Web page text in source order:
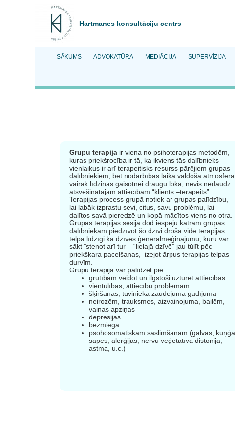
Hartmanes konsultāciju centrs
SĀKUMS ADVOKATŪRA MEDIĀCIJA SUPERVĪZIJA
Grupu terapija ir viena no psihoterapijas metodēm,
kuras priekšrocība ir tā, ka ikviens tās dalībnieks
vienlaikus ir arī terapeitisks resurss pārējiem grupas
dalībniekiem, bet nodarbības laikā valdošā atmosfēra
vairāk līdzinās gaisotnei draugu lokā, nevis nedaudz
atsvešinātajām attiecībām “klients –terapeits”.
Terapijas process grupā notiek ar grupas palīdzību,
lai labāk izprastu sevi, citus, savu problēmu, lai
dalītos savā pieredzē un kopā mācītos viens no otra.
Grupas terapijas sesija dod iespēju katram grupas
dalībniekam piedzīvot šo dzīvi drošā vidē terapijas
telpā līdzīgi kā dzīves ģenerālmēģinājumu, kuru var
sākt īstenot arī tur – “lielajā dzīvē” jau tūlīt pēc
priekškara pacelšanas, izejot ārpus terapijas telpas
durvīm.
Grupu terapija var palīdzēt pie:
grūtībām veidot un ilgstoši uzturēt attiecības
vientulības, attiecību problēmām
šķiršanās, tuvinieka zaudējuma gadījumā
neirozēm, trauksmes, aizvainojuma, bailēm,
vainas apziņas
depresijas
bezmiega
psohosomatiskām saslimšanām (galvas, kuņģa
sāpes, alerģijas, nervu veģetatīvā distonija,
astma, u.c.)